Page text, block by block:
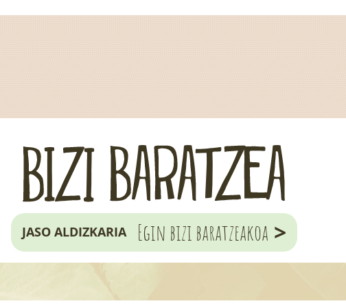
JASO ALDIZKARIA Egin bizi baratzeakoa >